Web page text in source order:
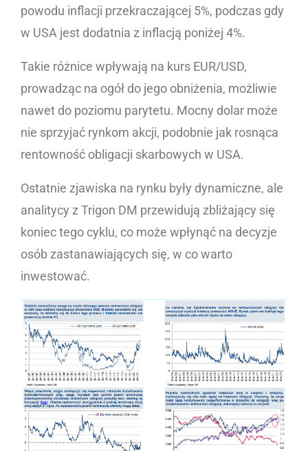
powodu inflacji przekraczającej 5%, podczas gdy
w USA jest dodatnia z inflacją poniżej 4%.
Takie różnice wpływają na kurs EUR/USD,
prowadząc na ogół do jego obniżenia, możliwie
nawet do poziomu parytetu. Mocny dolar może
nie sprzyjać rynkom akcji, podobnie jak rosnąca
rentowność obligacji skarbowych w USA.
Ostatnie zjawiska na rynku były dynamiczne, ale
analitycy z Trigon DM przewidują zbliżający się
koniec tego cyklu, co może wpłynąć na decyzje
osób zastanawiających się, w co warto
inwestować.